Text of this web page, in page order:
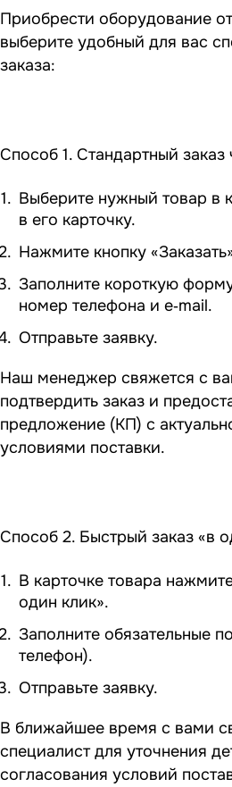
Приобрести оборудование
выберите удобный для вас
заказа:
Способ 1. Стандартный заказ
Выберите нужный товар в
в его карточку.
Нажмите кнопку
Заполните короткую
номер телефона и e‑mail.
Отправьте заявку.
Наш менеджер свяжется с
подтвердить заказ и
предложение (КП) с
условиями поставки.
Способ 2. Быстрый заказ «в
В карточке товара
один клик».
Заполните обязательные
телефон).
Отправьте заявку.
В ближайшее время с вами
специалист для уточнения
согласования условий